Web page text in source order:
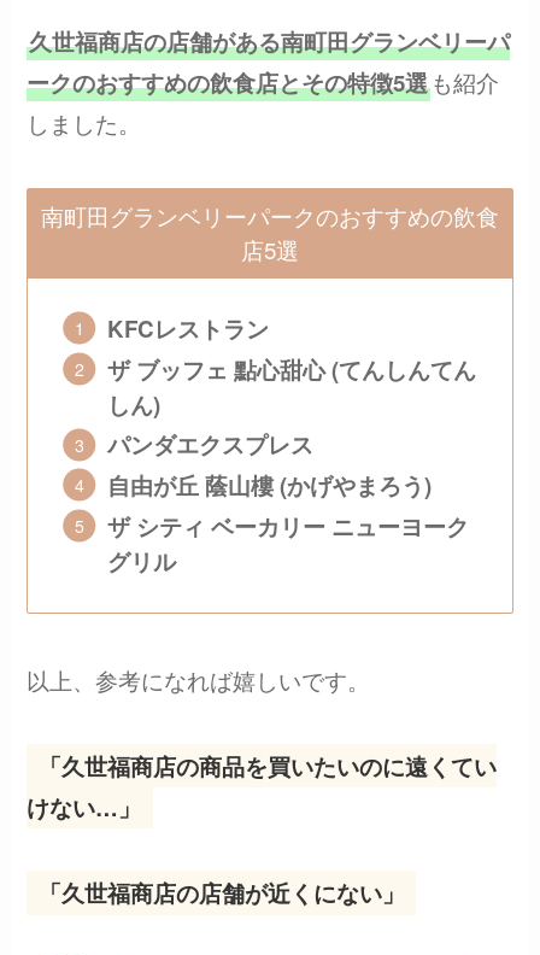
久世福商店の店舗がある南町田グランベリーパ
ークのおすすめの飲食店とその特徴5選も紹介
しました。
南町田グランベリーパークのおすすめの飲食
店5選
KFCレストラン
ザ ブッフェ 點心甜心 (てんしんてん
しん)
パンダエクスプレス
自由が丘 蔭山樓 (かげやまろう)
ザ シティ ベーカリー ニューヨーク
グリル
以上、参考になれば嬉しいです。
「久世福商店の商品を買いたいのに遠くてい
けない…」
「久世福商店の店舗が近くにない」